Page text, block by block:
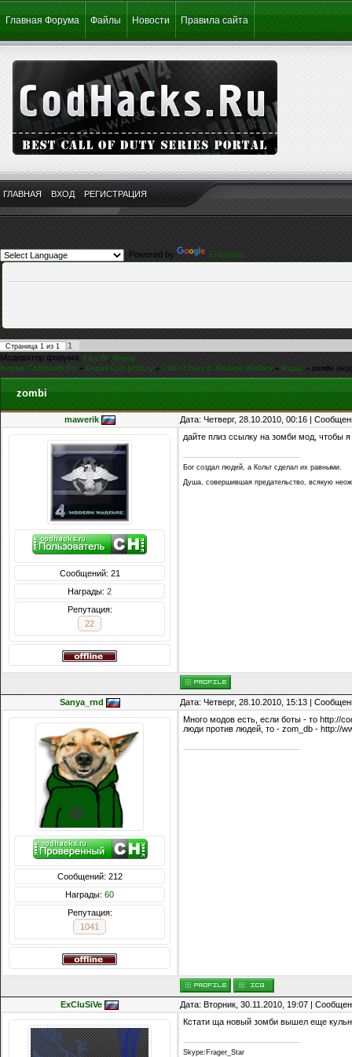
Главная Форума Файлы Новости Правила сайта
ГЛАВНАЯ ВХОД РЕГИСТРАЦИЯ
Powered by Translate
Страница 1 из 1
1
Модератор форума: FiLLiN,iEnjoy
Форум CoDHacks.Ru » Серия Call of Duty » Call of Duty 4: Modern Warfare » Моды » zombi
zombi
mawerik Дата: Четверг, 28.10.2010, 00:16 |
Сообщений: 21
Награды: 2
Репутация:
22
дайте плиз ссылку на зомби мод, чтобы
Бог создал людей, а Кольт сделал их равными.
Душа, совершившая предательство, всякую
Sanya_rnd Дата: Четверг, 28.10.2010, 15:13 |
Сообщений: 212
Награды: 60
Репутация:
1041
Много модов есть, если боты - то http://
люди против людей, то - zom_db - http://
ExCluSiVe Дата: Вторник, 30.11.2010, 19:07 |
Кстати ща новый зомби вышел еще
Skype:Frager_Star